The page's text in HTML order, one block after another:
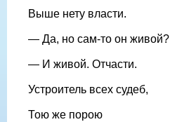
Выше нету власти.
— Да, но сам-то он живой?
— И живой. Отчасти.
Устроитель всех судеб,
Тою же порою